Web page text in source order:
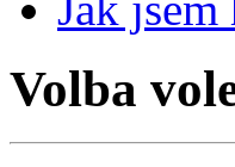
Volba